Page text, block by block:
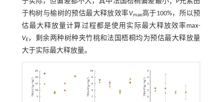
于构树与榆树的预估最大释放效率Vmax高于100%，所以预
估最大释放量计算过程都是使用实际最大释放效率max-
VE，剩余两种树种夹竹桃和法国梧桐均为预估最大释放量
大于实际最大释放量。